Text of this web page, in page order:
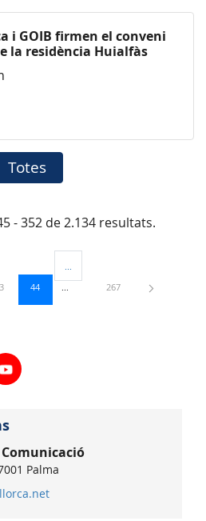
i GOIB firmen el conveni
la residència Huialfàs
Totes
- 352 de 2.134 resultats.
Utilitzeu TAB per navegar.
Pàgina
44
Pàgines intermèdies Utilitzeu
Pàgina
267
Palma